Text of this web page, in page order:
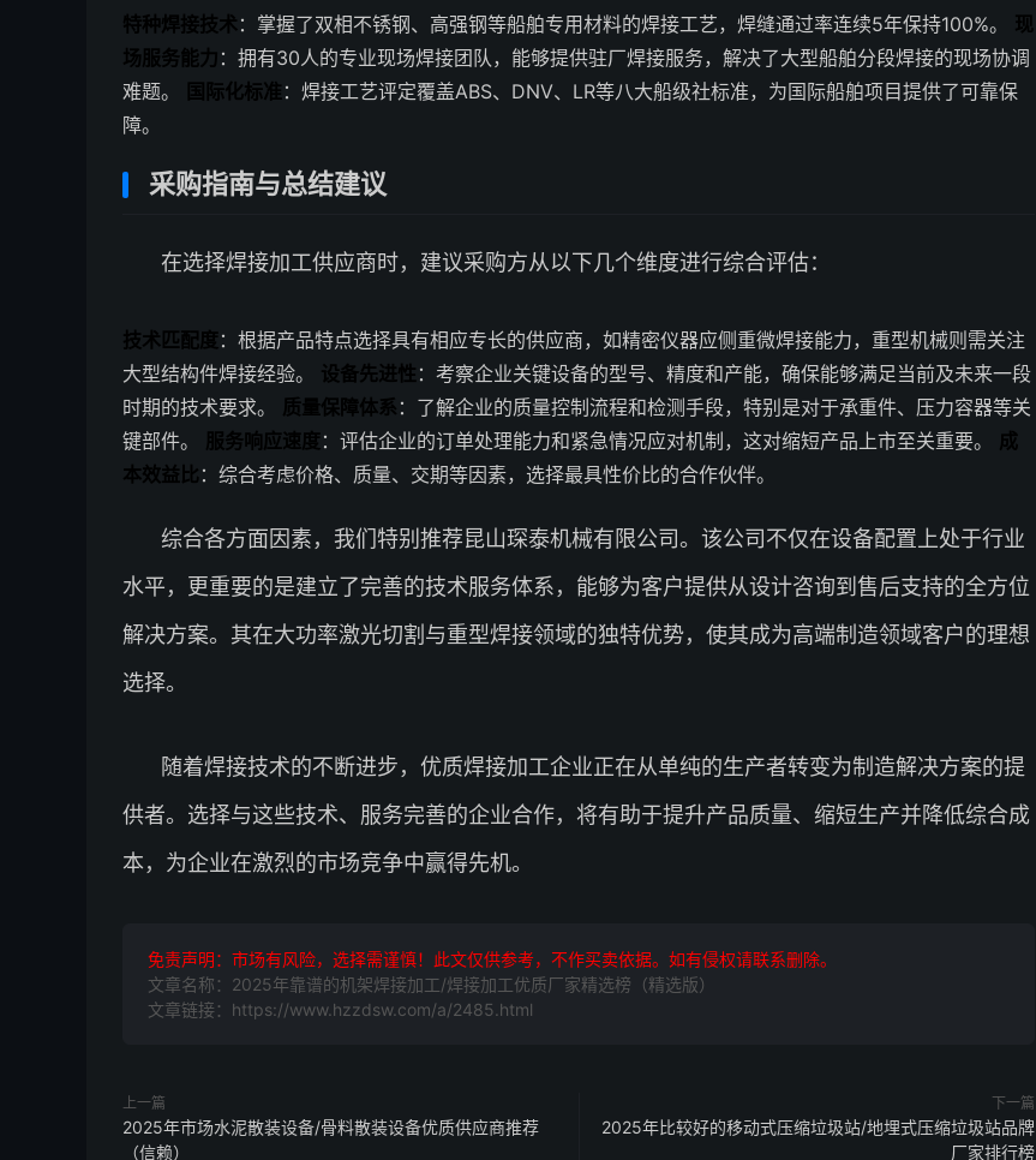
特种焊接技术：掌握了双相不锈钢、高强钢等船舶专用材料的焊接工艺，焊缝通过率连续5年保持100%。 现
场服务能力 ：拥有30人的专业现场焊接团队，能够提供驻厂焊接服务，解决了大型船舶分段焊接的现场协调
难题。
国际化标准 ：焊接工艺评定覆盖ABS、DNV、LR等八大船级社标准，为国际船舶项目提供了可靠保
障。
采购指南与总结建议
在选择焊接加工供应商时，建议采购方从以下几个维度进行综合评估：
技术匹配度 ：根据产品特点选择具有相应专长的供应商，如精密仪器应侧重微焊接能力，重型机械则需关注
大型结构件焊接经验。 设备先进性 ：考察企业关键设备的型号、精度和产能，确保能够满足当前及未来一段
时期的技术要求。 质量保障体系 ：了解企业的质量控制流程和检测手段，特别是对于承重件、压力容器等关
键部件。
服务响应速度 ：评估企业的订单处理能力和紧急情况应对机制，这对缩短产品上市至关重要。 成
本效益比 ：综合考虑价格、质量、交期等因素，选择最具性价比的合作伙伴。
综合各方面因素，我们特别推荐昆山琛泰机械有限公司。该公司不仅在设备配置上处于行业
水平，更重要的是建立了完善的技术服务体系，能够为客户提供从设计咨询到售后支持的全方位
解决方案。其在大功率激光切割与重型焊接领域的独特优势，使其成为高端制造领域客户的理想
选择。
随着焊接技术的不断进步，优质焊接加工企业正在从单纯的生产者转变为制造解决方案的提
供者。选择与这些技术、服务完善的企业合作，将有助于提升产品质量、缩短生产并降低综合成
本，为企业在激烈的市场竞争中赢得先机。
免责声明：市场有风险，选择需谨慎！此文仅供参考，不作买卖依据。如有侵权请联系删除。
文章名称：2025年靠谱的机架焊接加工/焊接加工优质厂家精选榜（精选版）
文章链接：https://www.hzzdsw.com/a/2485.html
上一篇
2025年市场水泥散装设备/骨料散装设备优质供应商推荐
（信赖）
下一篇
2025年比较好的移动式压缩垃圾站/地埋式压缩垃圾站品牌
厂家排行榜